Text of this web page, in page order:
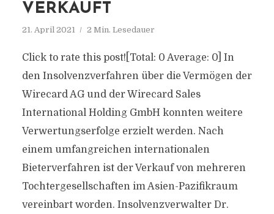
VERKAUFT
21. April 2021 2 Min. Lesedauer
Click to rate this post![Total: 0 Average: 0] In
den Insolvenzverfahren über die Vermögen der
Wirecard AG und der Wirecard Sales
International Holding GmbH konnten weitere
Verwertungserfolge erzielt werden. Nach
einem umfangreichen internationalen
Bieterverfahren ist der Verkauf von mehreren
Tochtergesellschaften im Asien-Pazifikraum
vereinbart worden. Insolvenzverwalter Dr.